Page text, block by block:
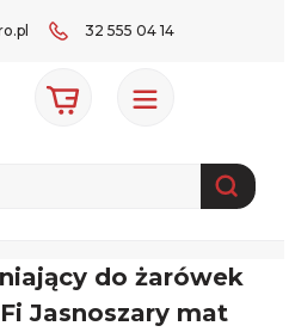
32 555 04 14
do żarówek
Jasnoszary mat